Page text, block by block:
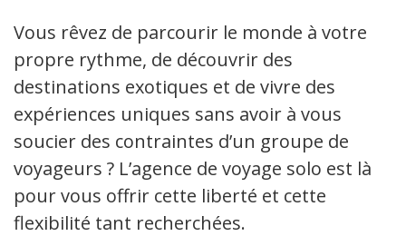
Vous rêvez de parcourir le monde à votre
propre rythme, de découvrir des
destinations exotiques et de vivre des
expériences uniques sans avoir à vous
soucier des contraintes d’un groupe de
voyageurs ? L’agence de voyage solo est là
pour vous offrir cette liberté et cette
flexibilité tant recherchées.